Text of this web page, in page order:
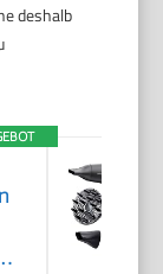
deshalb